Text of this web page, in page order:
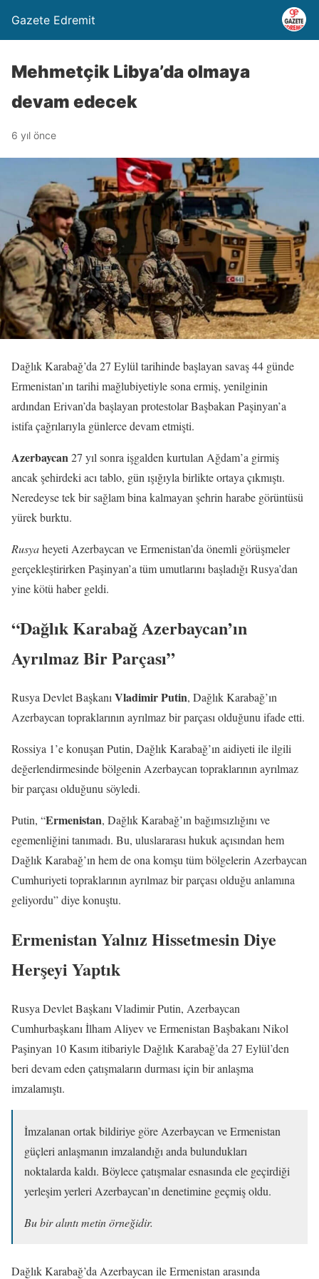
Gazete Edremit
Mehmetçik Libya’da olmaya
devam edecek
6 yıl önce
Dağlık Karabağ’da 27 Eylül tarihinde başlayan savaş 44 günde
Ermenistan’ın tarihi mağlubiyetiyle sona ermiş, yenilginin
ardından Erivan’da başlayan protestolar Başbakan Paşinyan’a
istifa çağrılarıyla günlerce devam etmişti.
Azerbaycan27 yıl sonra işgalden kurtulan Ağdam’a girmiş
ancak şehirdeki acı tablo, gün ışığıyla birlikte ortaya çıkmıştı.
Neredeyse tek bir sağlam bina kalmayan şehrin harabe görüntüsü
yürek burktu.
Rusyaheyeti Azerbaycan ve Ermenistan’da önemli görüşmeler
gerçekleştirirken Paşinyan’a tüm umutlarını başladığı Rusya’dan
yine kötü haber geldi.
“Dağlık Karabağ Azerbaycan’ın
Ayrılmaz Bir Parçası”
Rusya Devlet Başkanı Vladimir Putin, Dağlık Karabağ’ın
Azerbaycan topraklarının ayrılmaz bir parçası olduğunu ifade etti.
Rossiya 1’e konuşan Putin, Dağlık Karabağ’ın aidiyeti ile ilgili
değerlendirmesinde bölgenin Azerbaycan topraklarının ayrılmaz
bir parçası olduğunu söyledi.
Putin, “Ermenistan, Dağlık Karabağ’ın bağımsızlığını ve
egemenliğini tanımadı. Bu, uluslararası hukuk açısından hem
Dağlık Karabağ’ın hem de ona komşu tüm bölgelerin Azerbaycan
Cumhuriyeti topraklarının ayrılmaz bir parçası olduğu anlamına
geliyordu” diye konuştu.
Ermenistan Yalnız Hissetmesin Diye
Herşeyi Yaptık
Rusya Devlet Başkanı Vladimir Putin, Azerbaycan
Cumhurbaşkanı İlham Aliyev ve Ermenistan Başbakanı Nikol
Paşinyan 10 Kasım itibariyle Dağlık Karabağ’da 27 Eylül’den
beri devam eden çatışmaların durması için bir anlaşma
imzalamıştı.
İmzalanan ortak bildiriye göre Azerbaycan ve Ermenistan
güçleri anlaşmanın imzalandığı anda bulundukları
noktalarda kaldı. Böylece çatışmalar esnasında ele geçirdiği
yerleşim yerleri Azerbaycan’ın denetimine geçmiş oldu.
Bu bir alıntı metin örneğidir.
Dağlık Karabağ’da Azerbaycan ile Ermenistan arasında